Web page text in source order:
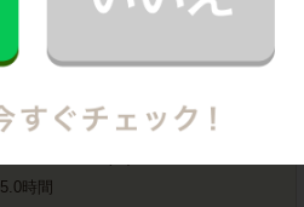
東京都葛飾区
5.0時間